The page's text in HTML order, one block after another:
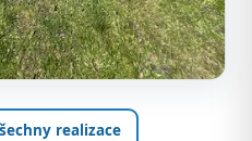
realizace